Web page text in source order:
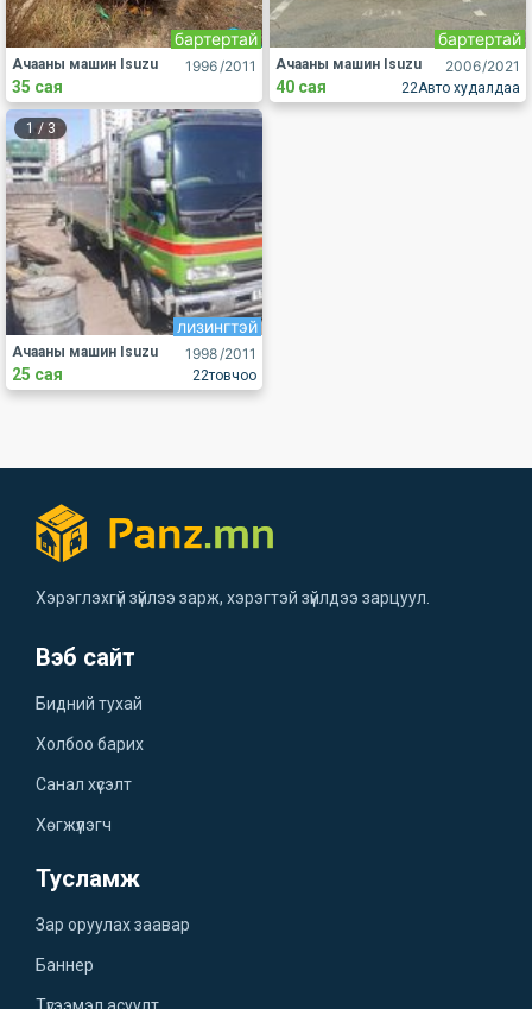
1996/2011
бартертай
Ачааны машин Isuzu
35 сая
2006/2021
бартертай
22Авто худалдаа
Ачааны машин Isuzu
40 сая
1 / 3
1998/2011
лизингтэй
22товчоо
Ачааны машин Isuzu
25 сая
Хэрэглэхгүй зүйлээ зарж, хэрэгтэй зүйлдээ зарцуул.
Вэб сайт
Бидний тухай
Холбоо барих
Санал хүсэлт
Хөгжүүлэгч
Тусламж
Зар оруулах заавар
Баннер